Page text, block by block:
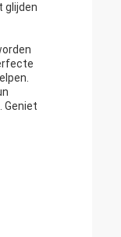
glijden
Geniet